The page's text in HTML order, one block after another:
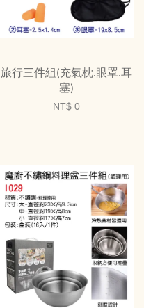
旅行三件組(充氣枕.眼罩.耳
塞)
NT$ 0